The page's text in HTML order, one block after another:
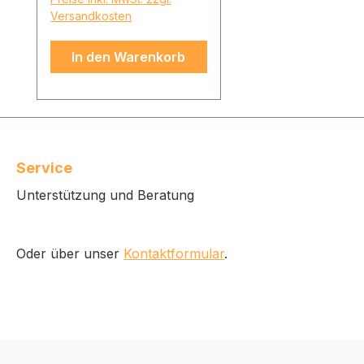
Vier Männer und vier
Schicksale, die sie alle
Wohngemeinschaft
Versandkosten
In den Warenkorb
Service
Unterstützung und Beratung
Oder über unser Kontaktformular.